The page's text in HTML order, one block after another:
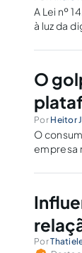
A Lei nº
à luz da
O
Por Heitor
O
empresa
Por